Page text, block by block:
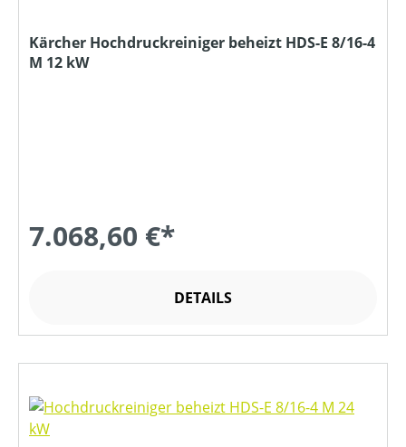
Kärcher Hochdruckreiniger beheizt HDS-E 8/16-4
M 12 kW
7.068,60 €*
DETAILS